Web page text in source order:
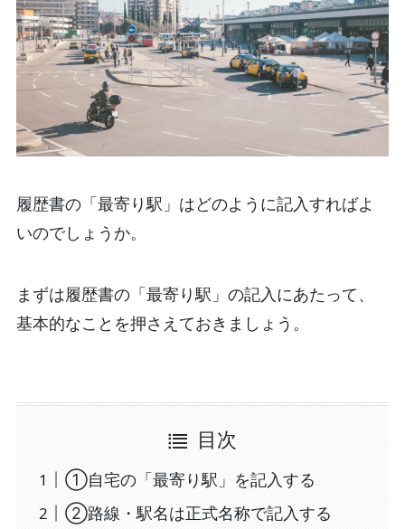
履歴書の「最寄り駅」はどのように記入すればよ
いのでしょうか。
まずは履歴書の「最寄り駅」の記入にあたって、
基本的なことを押さえておきましょう。
目次
①自宅の「最寄り駅」を記入する
②路線・駅名は正式名称で記入する